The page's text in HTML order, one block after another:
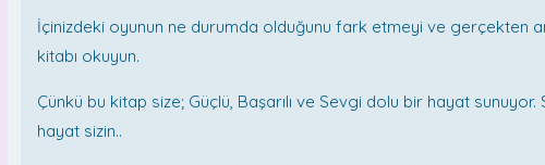
İçinizdeki oyunun ne durumda olduğunu fark etmeyi ve gerçekten
kitabı okuyun.
Çünkü bu kitap size; Güçlü, Başarılı ve Sevgi dolu bir hayat sunuyor.
hayat sizin..